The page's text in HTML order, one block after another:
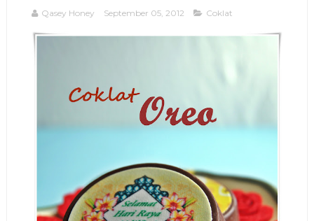
Qasey Honey September 05, 2012 Coklat